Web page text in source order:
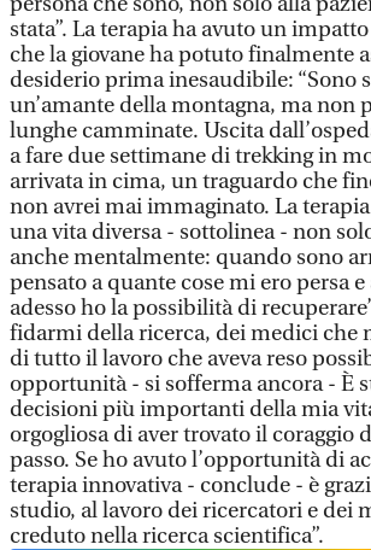
stata”. La terapia ha avuto un
che la giovane ha potuto finalmente
desiderio prima inesaudibile: “Sono
un’amante della montagna, ma non
lunghe camminate. Uscita
a fare due settimane di trekking in
arrivata in cima, un traguardo che
non avrei mai immaginato. La
una vita diversa - sottolinea - non
anche mentalmente: quando sono
pensato a quante cose mi ero persa
adesso ho la possibilità di
fidarmi della ricerca, dei medici che
di tutto il lavoro che aveva reso
opportunità - si sofferma ancora - È
decisioni più importanti della mia
orgogliosa di aver trovato il coraggio
passo. Se ho avuto l’opportunità di
terapia innovativa - conclude - è
studio, al lavoro dei ricercatori e dei
creduto nella ricerca scientifica”.